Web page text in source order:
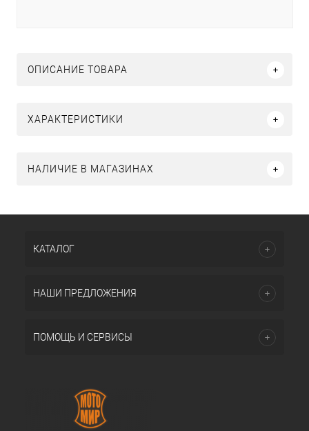
ОПИСАНИЕ ТОВАРА
ХАРАКТЕРИСТИКИ
НАЛИЧИЕ В МАГАЗИНАХ
КАТАЛОГ
НАШИ ПРЕДЛОЖЕНИЯ
ПОМОЩЬ И СЕРВИСЫ